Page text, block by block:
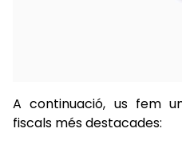
A continuació, us fem
fiscals més destacades: